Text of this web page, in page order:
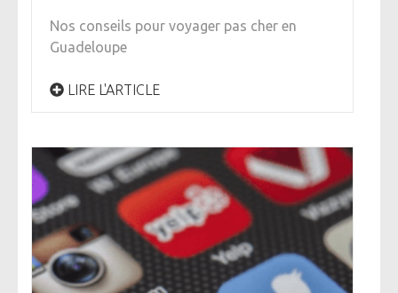
Nos conseils pour voyager pas cher en
Guadeloupe
LIRE L'ARTICLE